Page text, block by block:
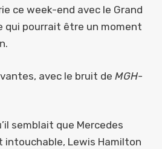
ce week-end avec le Grand
qui pourrait être un moment
avec le bruit de MGH-
semblait que Mercedes
Lewis Hamilton